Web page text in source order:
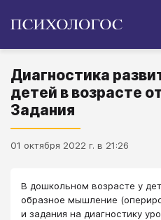
Диагностика
детей в возрасте
Задания
01 октября 2022 г. в 21:26
В дошкольном возрасте у
образное мышление
и задания на диагностику